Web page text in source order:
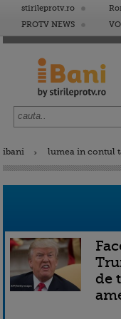
stirileprotv.ro
PROTV NEWS
ibani lumea in contul
de